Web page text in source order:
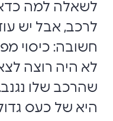
לשאלה למה
לרכב, אבל יש
חשובה: כיסוי
לא היה רוצה
שהרכב שלו
היא של כעס